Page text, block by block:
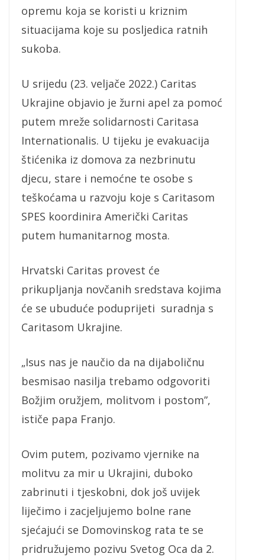
opremu koja se koristi u kriznim
situacijama koje su posljedica ratnih
sukoba.
U srijedu (23. veljače 2022.) Caritas
Ukrajine objavio je žurni apel za pomoć
putem mreže solidarnosti Caritasa
Internationalis. U tijeku je evakuacija
štićenika iz domova za nezbrinutu
djecu, stare i nemoćne te osobe s
teškoćama u razvoju koje s Caritasom
SPES koordinira Američki Caritas
putem humanitarnog mosta.
Hrvatski Caritas provest će
prikupljanja novčanih sredstava kojima
će se ubuduće poduprijeti suradnja s
Caritasom Ukrajine.
„Isus nas je naučio da na dijaboličnu
besmisao nasilja trebamo odgovoriti
Božjim oružjem, molitvom i postom”,
ističe papa Franjo.
Ovim putem, pozivamo vjernike na
molitvu za mir u Ukrajini, duboko
zabrinuti i tjeskobni, dok još uvijek
liječimo i zacjeljujemo bolne rane
sjećajući se Domovinskog rata te se
pridružujemo pozivu Svetog Oca da 2.